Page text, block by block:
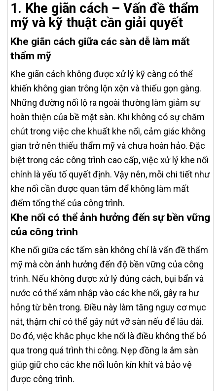
1. Khe giãn cách – Vấn đề thẩm
mỹ và kỹ thuật cần giải quyết
Khe giãn cách giữa các sàn dễ làm mất
thẩm mỹ
Khe giãn cách không được xử lý kỹ càng có thể
khiến không gian trông lộn xộn và thiếu gọn gàng.
Những đường nối lộ ra ngoài thường làm giảm sự
hoàn thiện của bề mặt sàn. Khi không có sự chăm
chút trong việc che khuất khe nối, cảm giác không
gian trở nên thiếu thẩm mỹ và chưa hoàn hảo. Đặc
biệt trong các công trình cao cấp, việc xử lý khe nối
chính là yếu tố quyết định. Vậy nên, mỗi chi tiết như
khe nối cần được quan tâm để không làm mất
điểm tổng thể của công trình.
Khe nối có thể ảnh hưởng đến sự bền vững
của công trình
Khe nối giữa các tấm sàn không chỉ là vấn đề thẩm
mỹ mà còn ảnh hưởng đến độ bền vững của công
trình. Nếu không được xử lý đúng cách, bụi bẩn và
nước có thể xâm nhập vào các khe nối, gây ra hư
hỏng từ bên trong. Điều này làm tăng nguy cơ mục
nát, thậm chí có thể gây nứt vỡ sàn nếu để lâu dài.
Do đó, việc khắc phục khe nối là điều không thể bỏ
qua trong quá trình thi công. Nẹp đồng la âm sàn
giúp giữ cho các khe nối luôn kín khít và bảo vệ
được công trình.